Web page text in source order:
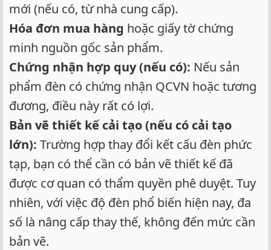
mới (nếu có, từ nhà cung cấp).
Hóa đơn mua hàng hoặc giấy tờ chứng
minh nguồn gốc sản phẩm.
Chứng nhận hợp quy (nếu có): Nếu sản
phẩm đèn có chứng nhận QCVN hoặc tương
đương, điều này rất có lợi.
Bản vẽ thiết kế cải tạo (nếu có cải tạo
lớn): Trường hợp thay đổi kết cấu đèn phức
tạp, bạn có thể cần có bản vẽ thiết kế đã
được cơ quan có thẩm quyền phê duyệt. Tuy
nhiên, với việc độ đèn phổ biến hiện nay, đa
số là nâng cấp thay thế, không đến mức cần
bản vẽ.